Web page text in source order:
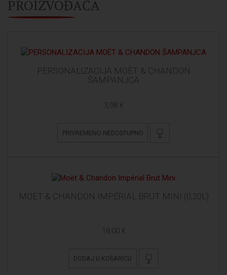
PROIZVOĐAČA
PERSONALIZACIJA MOËT & CHANDON
ŠAMPANJCA
3,98 €
PRIVREMENO NEDOSTUPNO
MOËT & CHANDON IMPÉRIAL BRUT MINI (0,20L)
18,00 €
DODAJ U KOŠARICU